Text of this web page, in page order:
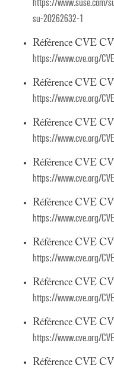
https://www.suse.com/
su-20262632-1
Référence CVE
https://www.cve.org/
Référence CVE
https://www.cve.org/
Référence CVE
https://www.cve.org/
Référence CVE
https://www.cve.org/
Référence CVE
https://www.cve.org/
Référence CVE
https://www.cve.org/
Référence CVE
https://www.cve.org/
Référence CVE
https://www.cve.org/
Référence CVE